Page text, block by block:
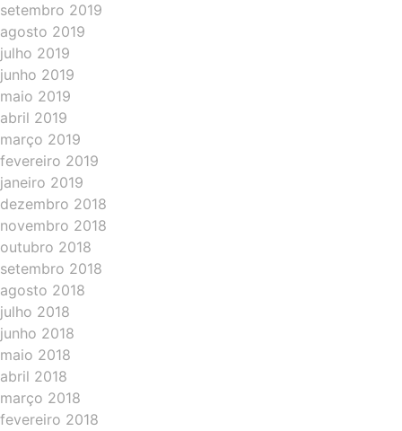
setembro 2019
agosto 2019
julho 2019
junho 2019
maio 2019
abril 2019
março 2019
fevereiro 2019
janeiro 2019
dezembro 2018
novembro 2018
outubro 2018
setembro 2018
agosto 2018
julho 2018
junho 2018
maio 2018
abril 2018
março 2018
fevereiro 2018